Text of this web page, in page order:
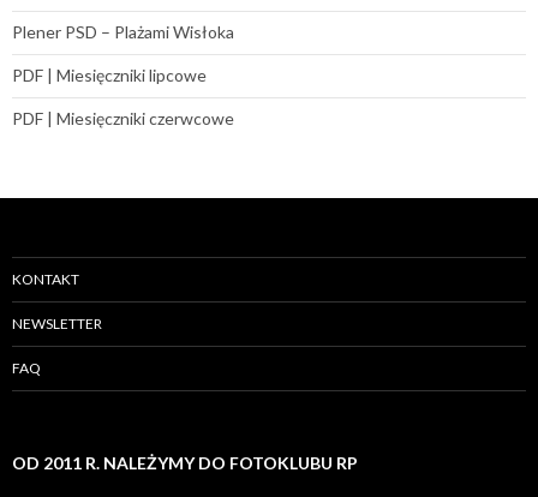
Plener PSD – Plażami Wisłoka
PDF | Miesięczniki lipcowe
PDF | Miesięczniki czerwcowe
KONTAKT
NEWSLETTER
FAQ
OD 2011 R. NALEŻYMY DO FOTOKLUBU RP